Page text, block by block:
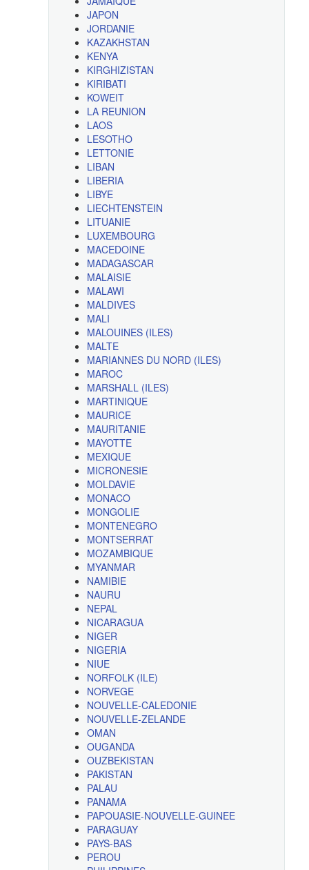
JAPON
JORDANIE
KAZAKHSTAN
KENYA
KIRGHIZISTAN
KIRIBATI
KOWEIT
LA REUNION
LAOS
LESOTHO
LETTONIE
LIBAN
LIBERIA
LIBYE
LIECHTENSTEIN
LITUANIE
LUXEMBOURG
MACEDOINE
MADAGASCAR
MALAISIE
MALAWI
MALDIVES
MALI
MALOUINES (ILES)
MALTE
MARIANNES DU NORD (ILES)
MAROC
MARSHALL (ILES)
MARTINIQUE
MAURICE
MAURITANIE
MAYOTTE
MEXIQUE
MICRONESIE
MOLDAVIE
MONACO
MONGOLIE
MONTENEGRO
MONTSERRAT
MOZAMBIQUE
MYANMAR
NAMIBIE
NAURU
NEPAL
NICARAGUA
NIGER
NIGERIA
NIUE
NORFOLK (ILE)
NORVEGE
NOUVELLE-CALEDONIE
NOUVELLE-ZELANDE
OMAN
OUGANDA
OUZBEKISTAN
PAKISTAN
PALAU
PANAMA
PAPOUASIE-NOUVELLE-GUINEE
PARAGUAY
PAYS-BAS
PEROU